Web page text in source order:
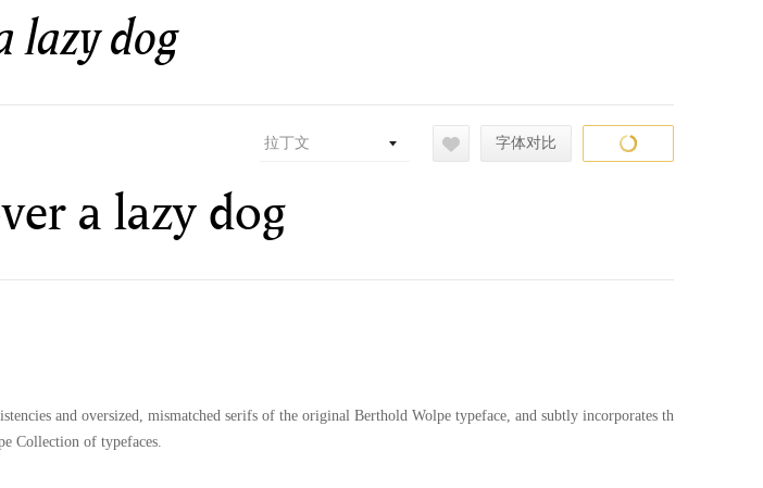
lazy dog
字体对比
拉丁文
a lazy dog
and oversized, mismatched serifs of the original Berthold Wolpe typeface, and subtly incorporates th
Collection of typefaces.